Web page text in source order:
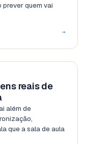
quem vai
→
reais de
além de
que a sala de aula